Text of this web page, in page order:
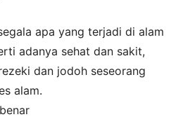
apa yang terjadi di alam
adanya sehat dan sakit,
dan jodoh seseorang
alam.